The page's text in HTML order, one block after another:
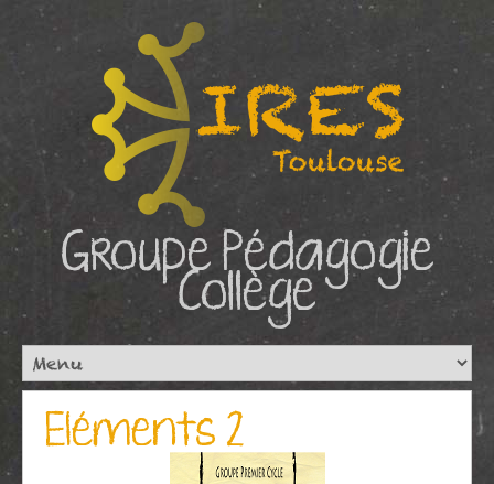
Groupe Pédagogie
Collège
Eléments 2